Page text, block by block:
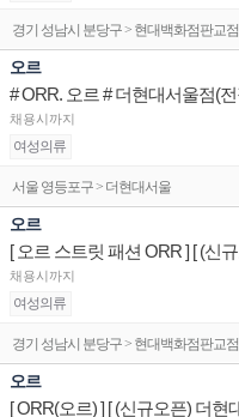
경기 성남시 분당구 > 현대백화점판교점
오르
채용시까지
여성의류
서울 영등포구 > 더현대서울
오르
채용시까지
여성의류
경기 성남시 분당구 > 현대백화점판교점
오르